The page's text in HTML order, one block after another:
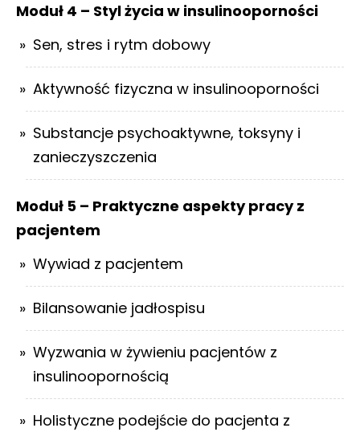
Moduł 4 – Styl życia w insulinooporności
Sen, stres i rytm dobowy
Aktywność fizyczna w insulinooporności
Substancje psychoaktywne, toksyny i
zanieczyszczenia
Moduł 5 – Praktyczne aspekty pracy z
pacjentem
Wywiad z pacjentem
Bilansowanie jadłospisu
Wyzwania w żywieniu pacjentów z
insulinoopornością
Holistyczne podejście do pacjenta z